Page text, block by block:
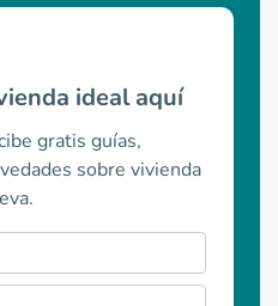
ideal aquí
gratis guías,
sobre vivienda